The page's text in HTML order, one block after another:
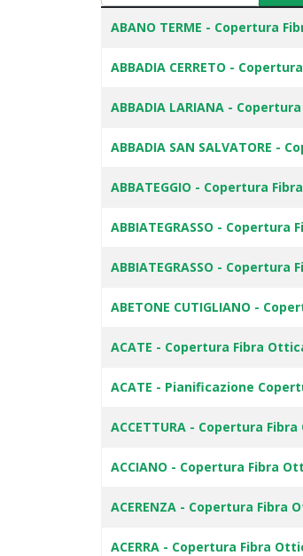
Titolo
ABANO TERME - Copertura
ABBADIA CERRETO -
ABBADIA LARIANA -
ABBADIA SAN SALVATORE -
ABBATEGGIO - Copertura
ABBIATEGRASSO - Copertura
ABBIATEGRASSO - Copertura
ABETONE CUTIGLIANO -
ACATE - Copertura Fibra
ACATE - Pianificazione
ACCETTURA - Copertura
ACCIANO - Copertura Fibra
ACERENZA - Copertura Fibra
ACERRA - Copertura Fibra